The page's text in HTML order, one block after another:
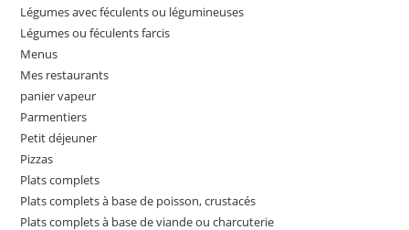
Légumes avec féculents ou légumineuses
Légumes ou féculents farcis
Menus
Mes restaurants
panier vapeur
Parmentiers
Petit déjeuner
Pizzas
Plats complets
Plats complets à base de poisson, crustacés
Plats complets à base de viande ou charcuterie